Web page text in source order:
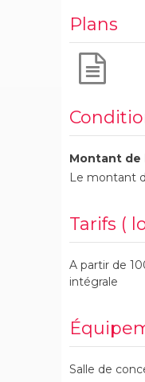
Plans
Montant de
Le montant
Tarifs (
A partir de
intégrale
Salle de